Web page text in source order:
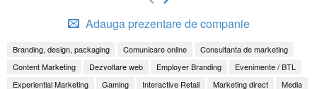
Adauga prezentare de companie
Branding, design, packaging Comunicare online
Consultanta de marketing
Content Marketing
Dezvoltare web Employer Branding
Evenimente / BTL
Experiential Marketing
Gaming Interactive Retail Marketing direct Media